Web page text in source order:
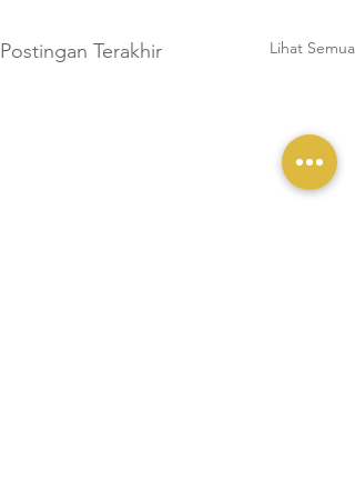
Postingan Terakhir Lihat Semua